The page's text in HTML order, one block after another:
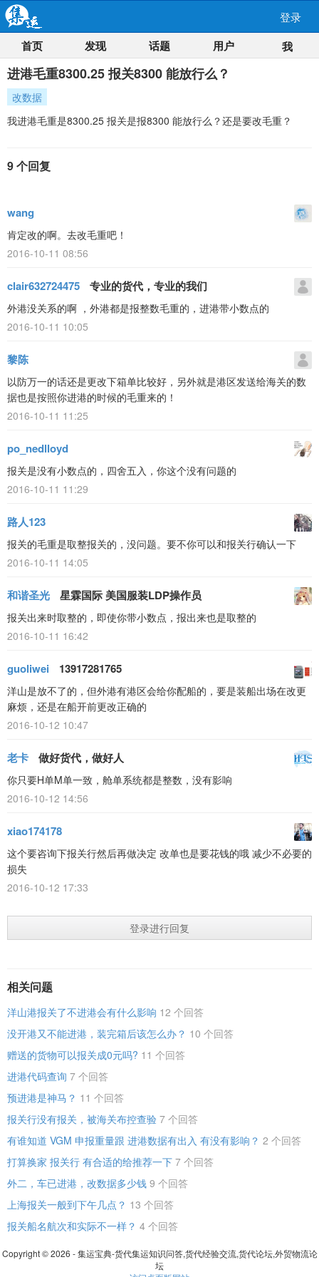
登录
首页 发现 话题 用户 我
进港毛重8300.25 报关8300 能放行么？
改数据
我进港毛重是8300.25 报关是报8300 能放行么？还是要改毛重？
9 个回复
wang
肯定改的啊。去改毛重吧！
2016-10-11 08:56
clair632724475 专业的货代，专业的我们
外港没关系的啊 ，外港都是报整数毛重的，进港带小数点的
2016-10-11 10:05
黎陈
以防万一的话还是更改下箱单比较好，另外就是港区发送给海关的数
据也是按照你进港的时候的毛重来的！
2016-10-11 11:25
po_nedlloyd
报关是没有小数点的，四舍五入，你这个没有问题的
2016-10-11 11:29
路人123
报关的毛重是取整报关的，没问题。要不你可以和报关行确认一下
2016-10-11 14:05
和谐圣光 星霖国际 美国服装LDP操作员
报关出来时取整的，即使你带小数点，报出来也是取整的
2016-10-11 16:42
guoliwei 13917281765
洋山是放不了的，但外港有港区会给你配船的，要是装船出场在改更
麻烦，还是在船开前更改正确的
2016-10-12 10:47
老卡 做好货代，做好人
你只要H单M单一致，舱单系统都是整数，没有影响
2016-10-12 14:56
xiao174178
这个要咨询下报关行然后再做决定 改单也是要花钱的哦 减少不必要的
损失
2016-10-12 17:33
登录进行回复
相关问题
洋山港报关了不进港会有什么影响 12 个回答
没开港又不能进港，装完箱后该怎么办？ 10 个回答
赠送的货物可以报关成0元吗? 11 个回答
进港代码查询 7 个回答
预进港是神马？ 11 个回答
报关行没有报关，被海关布控查验 7 个回答
有谁知道 VGM 申报重量跟 进港数据有出入 有没有影响？ 2 个回答
打算换家 报关行 有合适的给推荐一下 7 个回答
外二，车已进港，改数据多少钱 9 个回答
上海报关一般到下午几点？ 13 个回答
报关船名航次和实际不一样？ 4 个回答
Copyright © 2026 - 集运宝典-货代集运知识问答,货代经验交流,货代论坛,外贸物流论
坛